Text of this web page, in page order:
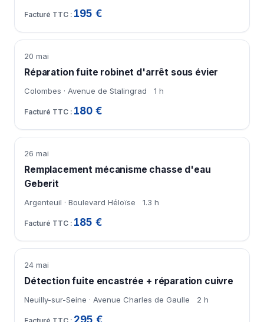
195 €
20 mai
Réparation fuite robinet d'arrêt sous évier
Colombes · Avenue de Stalingrad 1 h
180 €
26 mai
Remplacement mécanisme chasse d'eau
Geberit
Argenteuil · Boulevard Héloïse 1.3 h
185 €
24 mai
Détection fuite encastrée + réparation cuivre
Neuilly-sur-Seine · Avenue Charles de Gaulle 2 h